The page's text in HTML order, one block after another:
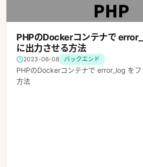
PHPのDockerコンテナで
に出力させる方法
2023-06-08 バックエンド
PHPのDockerコンテナで error_log を
方法